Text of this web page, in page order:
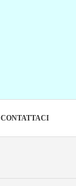
CONTATTACI